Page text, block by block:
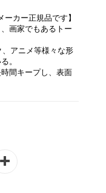
カー正規品です】
画家でもあるトー
アニメ等様々な形
。
間キープし、表面